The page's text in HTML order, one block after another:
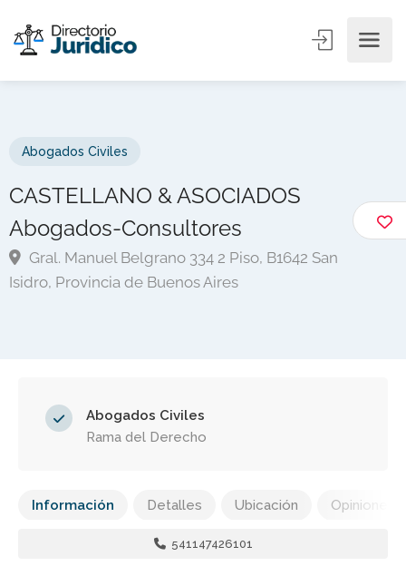
Abogados Civiles
CASTELLANO & ASOCIADOS
Abogados-Consultores
Gral. Manuel Belgrano 334 2 Piso, B1642 San
Isidro, Provincia de Buenos Aires
Abogados Civiles
Rama del Derecho
Información Detalles Ubicación Opiniones
541147426101